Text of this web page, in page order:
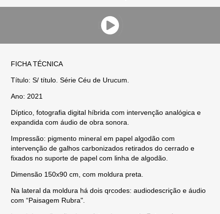
FICHA TÉCNICA
Título: S/ título. Série Céu de Urucum.
Ano: 2021
Díptico, fotografia digital híbrida com intervenção analógica e
expandida com áudio de obra sonora.
Impressão: pigmento mineral em papel algodão com
intervenção de galhos carbonizados retirados do cerrado e
fixados no suporte de papel com linha de algodão.
Dimensão 150x90 cm, com moldura preta.
Na lateral da moldura há dois qrcodes: audiodescrição e áudio
com “Paisagem Rubra".